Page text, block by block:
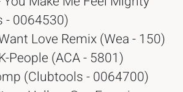
- 0064530)
Love Remix (Wea - 150)
People (ACA - 5801)
(Clubtools - 0064700)